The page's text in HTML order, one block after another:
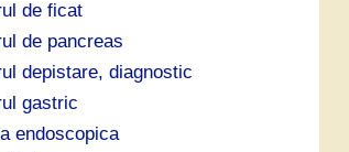
de ficat
de pancreas
depistare, diagnostic
gastric
endoscopica